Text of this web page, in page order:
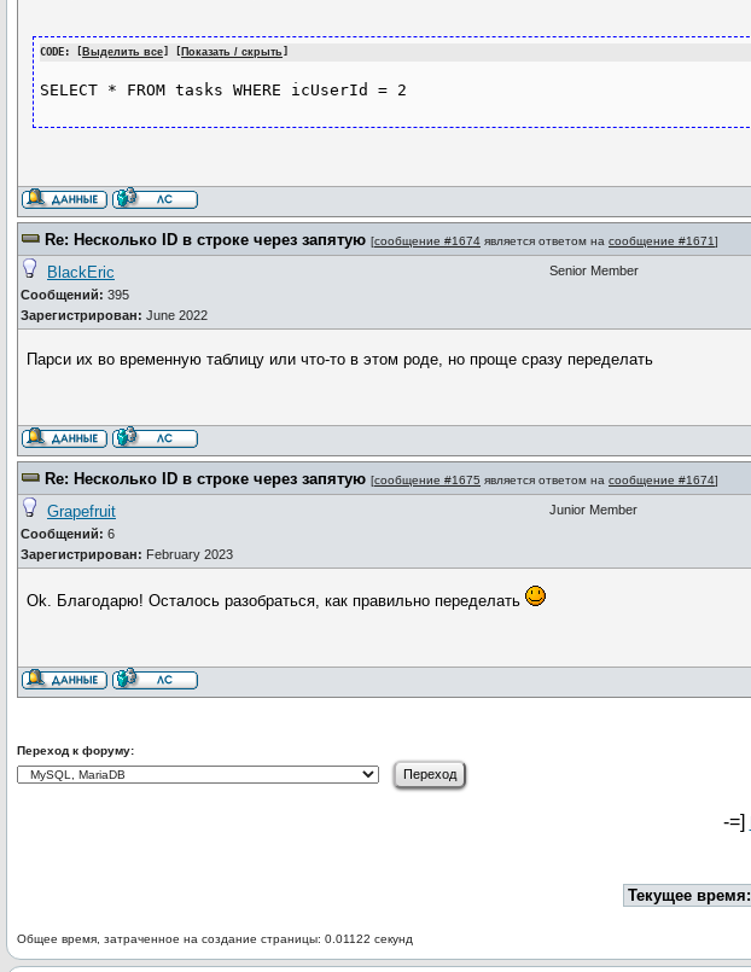
CODE: [ Выделить все] [ Показать / скрыть ]
SELECT * FROM tasks WHERE icUserId = 2
Re: Несколько ID в строке через запятую [сообщение #1674 является ответом на сообщение #1671]
BlackEric
Сообщений: 395
Зарегистрирован: June 2022
Senior Member
Парси их во временную таблицу или что-то в этом роде, но проще сразу переделать
Re: Несколько ID в строке через запятую [сообщение #1675 является ответом на сообщение #1674]
Grapefruit
Сообщений: 6
Зарегистрирован: February 2023
Junior Member
Ok. Благодарю! Осталось разобраться, как правильно переделать
Переход к форуму:
-=]
Текущее время:
Общее время, затраченное на создание страницы: 0.01122 секунд